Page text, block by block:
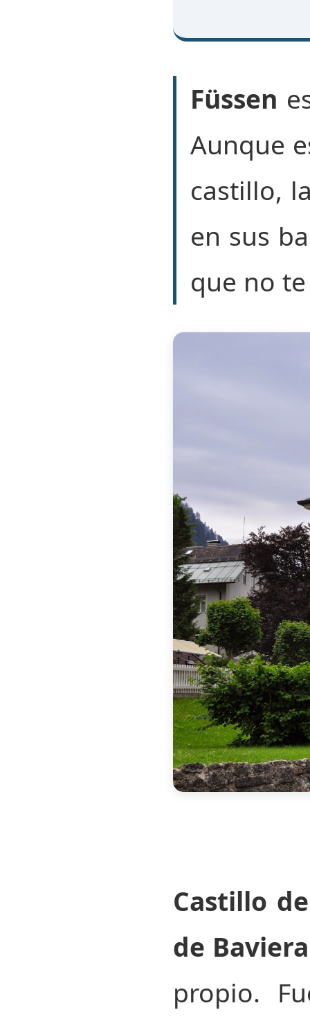
Füssen
Aunque
castillo,
en sus
que no
Castillo
de Baviera
propio.